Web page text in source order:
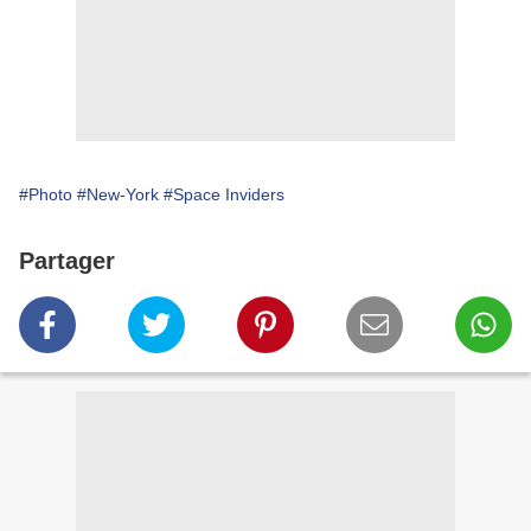
#Photo #New-York #Space Inviders
Partager